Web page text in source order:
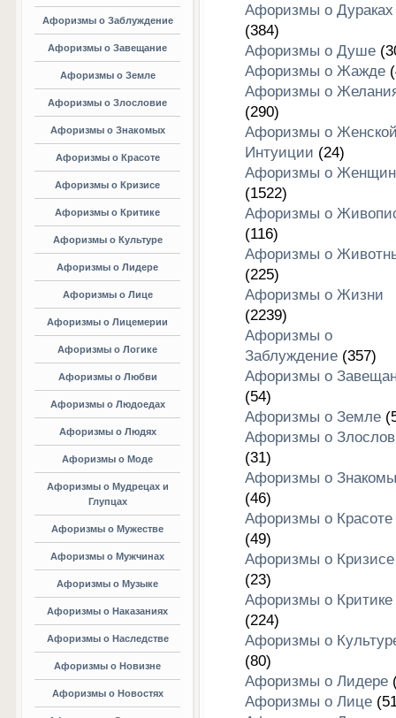
Афоризмы о Заблуждение
Афоризмы о Завещание
Афоризмы о Земле
Афоризмы о Злословие
Афоризмы о Знакомых
Афоризмы о Красоте
Афоризмы о Кризисе
Афоризмы о Критике
Афоризмы о Культуре
Афоризмы о Лидере
Афоризмы о Лице
Афоризмы о Лицемерии
Афоризмы о Логике
Афоризмы о Любви
Афоризмы о Людоедах
Афоризмы о Людях
Афоризмы о Моде
Афоризмы о Мудрецах и
Глупцах
Афоризмы о Мужестве
Афоризмы о Мужчинах
Афоризмы о Музыке
Афоризмы о Наказаниях
Афоризмы о Наследстве
Афоризмы о Новизне
Афоризмы о Новостях
Афоризмы о Дураках
(384)
Афоризмы о Душе
Афоризмы о Жажде
Афоризмы о
(290)
Афоризмы о
Интуиции (24)
Афоризмы о
(1522)
Афоризмы о
(116)
Афоризмы о
(225)
Афоризмы о Жизни
(2239)
Афоризмы о
Заблуждение(357)
Афоризмы о
(54)
Афоризмы о Земле
Афоризмы о
(31)
Афоризмы о
(46)
Афоризмы о Красоте
(49)
Афоризмы о Кризисе
(23)
Афоризмы о Критике
(224)
Афоризмы о
(80)
Афоризмы о Лидере
Афоризмы о Лице